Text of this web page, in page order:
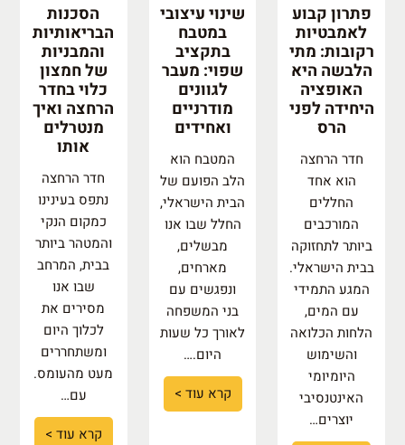
פתרון קבוע
לאמבטיות
רקובות: מתי
הלבשה היא
האופציה
היחידה לפני
הרס
חדר הרחצה
הוא אחד
החללים
המורכבים
ביותר לתחזוקה
בבית הישראלי.
המגע התמידי
עם המים,
הלחות הכלואה
והשימוש
היומיומי
האינטנסיבי
יוצרים…
שינוי עיצובי
במטבח
בתקציב
שפוי: מעבר
לגוונים
מודרניים
ואחידים
המטבח הוא
הלב הפועם של
הבית הישראלי,
החלל שבו אנו
מבשלים,
מארחים,
ונפגשים עם
בני המשפחה
לאורך כל שעות
היום.…
קרא עוד >
הסכנות
הבריאותיות
והמבניות
של חמצון
כלוי בחדר
הרחצה ואיך
מנטרלים
אותו
חדר הרחצה
נתפס בעינינו
כמקום הנקי
והמטהר ביותר
בבית, המרחב
שבו אנו
מסירים את
לכלוך היום
ומשתחררים
מעט מהעומס.
עם…
קרא עוד >